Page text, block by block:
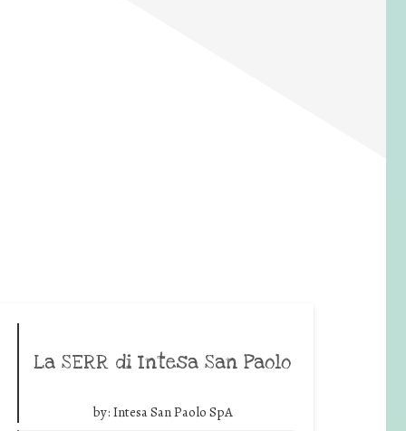
La SERR di Intesa San Paolo
by: Intesa San Paolo SpA